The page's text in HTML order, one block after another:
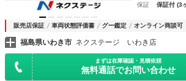
保証
保証付 (3
販売店保証 車両状態評価書 グー鑑定 オンライン商談可
福島県いわき市 ネクステージ いわき店
まずは在庫確認・見積依頼
無料通話でお問い合わせ